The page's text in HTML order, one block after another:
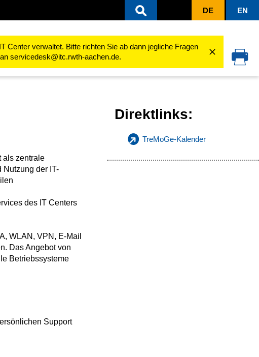
DE EN
Center verwaltet. Bitte richten Sie ab dann jegliche Fragen
servicedesk@itc.rwth-aachen.de.
Direktlinks:
TreMoGe-Kalender
als zentrale
Nutzung der IT-
des IT Centers
WLAN, VPN, E-Mail
Das Angebot von
Betriebssysteme
Support